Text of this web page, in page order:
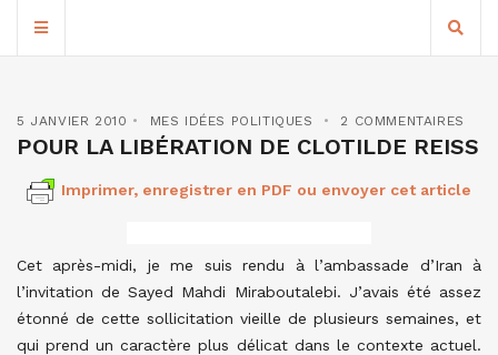
5 JANVIER 2010 MES IDÉES POLITIQUES 2 COMMENTAIRES
POUR LA LIBÉRATION DE CLOTILDE REISS
Imprimer, enregistrer en PDF ou envoyer cet article
Cet après-midi, je me suis rendu à l’ambassade d’Iran à
l’invitation de Sayed Mahdi Miraboutalebi. J’avais été assez
étonné de cette sollicitation vieille de plusieurs semaines, et
qui prend un caractère plus délicat dans le contexte actuel.